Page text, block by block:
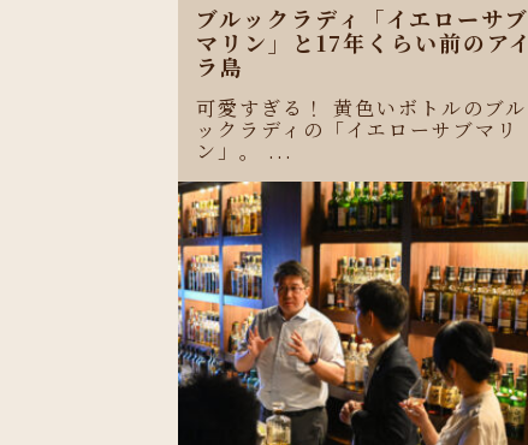
ブルックラディ「イエローサブ
マリン」と17年くらい前のアイ
ラ島
可愛すぎる！ 黄色いボトルのブル
ックラディの「イエローサブマリ
ン」。 ...